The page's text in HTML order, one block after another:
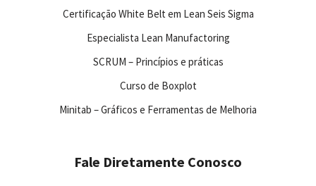
Certificação White Belt em Lean Seis Sigma
Especialista Lean Manufactoring
SCRUM – Princípios e práticas
Curso de Boxplot
Minitab – Gráficos e Ferramentas de Melhoria
Fale Diretamente Conosco